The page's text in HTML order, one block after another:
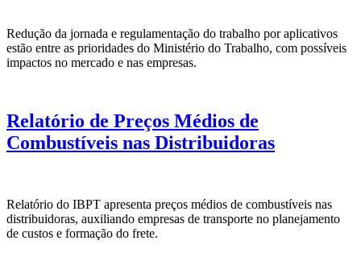
Redução da jornada e regulamentação do trabalho por aplicativos
estão entre as prioridades do Ministério do Trabalho, com possíveis
impactos no mercado e nas empresas.
Relatório de Preços Médios de
Combustíveis nas Distribuidoras
Relatório do IBPT apresenta preços médios de combustíveis nas
distribuidoras, auxiliando empresas de transporte no planejamento
de custos e formação do frete.